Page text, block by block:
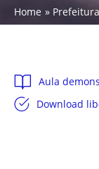
Home
Aula
Download